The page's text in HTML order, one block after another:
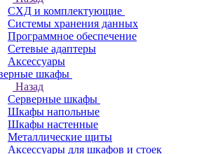
СХД и комплектующие
Системы хранения данных
Программное обеспечение
Сетевые адаптеры
Аксессуары
шкафы
Назад
Серверные шкафы
Шкафы напольные
Шкафы настенные
Металлические щиты
Аксессуары для шкафов и стоек